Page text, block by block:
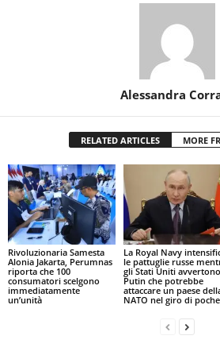
Alessandra
RELATED ARTICLES MORE
Rivoluzionaria Samesta
Alonia Jakarta, Perumnas
riporta che 100
consumatori scelgono
immediatamente
un’unità
La Royal Navy
le pattuglie russe
gli Stati Uniti avvertono
Putin che potrebbe
attaccare un paese
NATO nel giro di